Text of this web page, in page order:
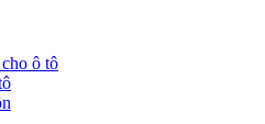
ô tô